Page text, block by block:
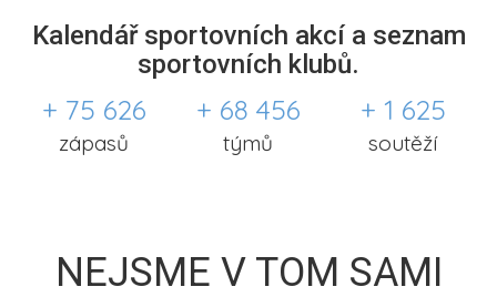
Kalendář sportovních akcí a seznam
sportovních klubů.
+ 75 626
zápasů
+ 68 456
týmů
+ 1 625
soutěží
NEJSME V TOM SAMI